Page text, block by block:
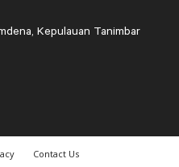
Kepulauan Tanimbar
Contact Us